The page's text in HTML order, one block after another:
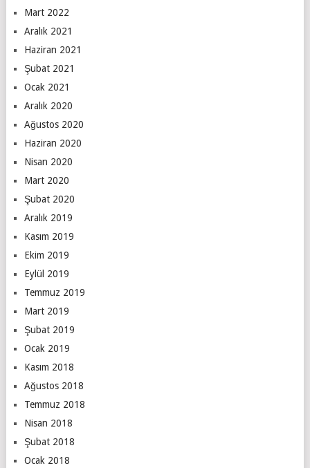
Mart 2022
Aralık 2021
Haziran 2021
Şubat 2021
Ocak 2021
Aralık 2020
Ağustos 2020
Haziran 2020
Nisan 2020
Mart 2020
Şubat 2020
Aralık 2019
Kasım 2019
Ekim 2019
Eylül 2019
Temmuz 2019
Mart 2019
Şubat 2019
Ocak 2019
Kasım 2018
Ağustos 2018
Temmuz 2018
Nisan 2018
Şubat 2018
Ocak 2018